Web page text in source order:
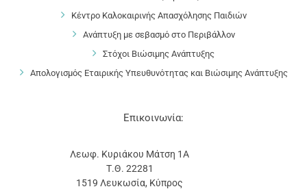
Κέντρο Καλοκαιρινής Απασχόλησης Παιδιών
Ανάπτυξη με σεβασμό στο Περιβάλλον
Στόχοι Βιώσιμης Ανάπτυξης
Απολογισμός Εταιρικής Υπευθυνότητας και Βιώσιμης Ανάπτυξης
Επικοινωνία:
Λεωφ. Κυριάκου Μάτση 1Α
Τ.Θ. 22281
1519 Λευκωσία, Κύπρος